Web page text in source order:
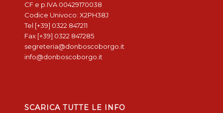
CF e p.IVA 00429170038
Codice Univoco: X2PH38J
Tel [+39] 0322 847211
Fax [+39] 0322 847285
segreteria@donboscoborgo.it
info@donboscoborgo.it
SCARICA TUTTE LE INFO